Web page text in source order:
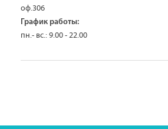
оф.306
График работы:
пн.- вс.: 9.00 - 22.00